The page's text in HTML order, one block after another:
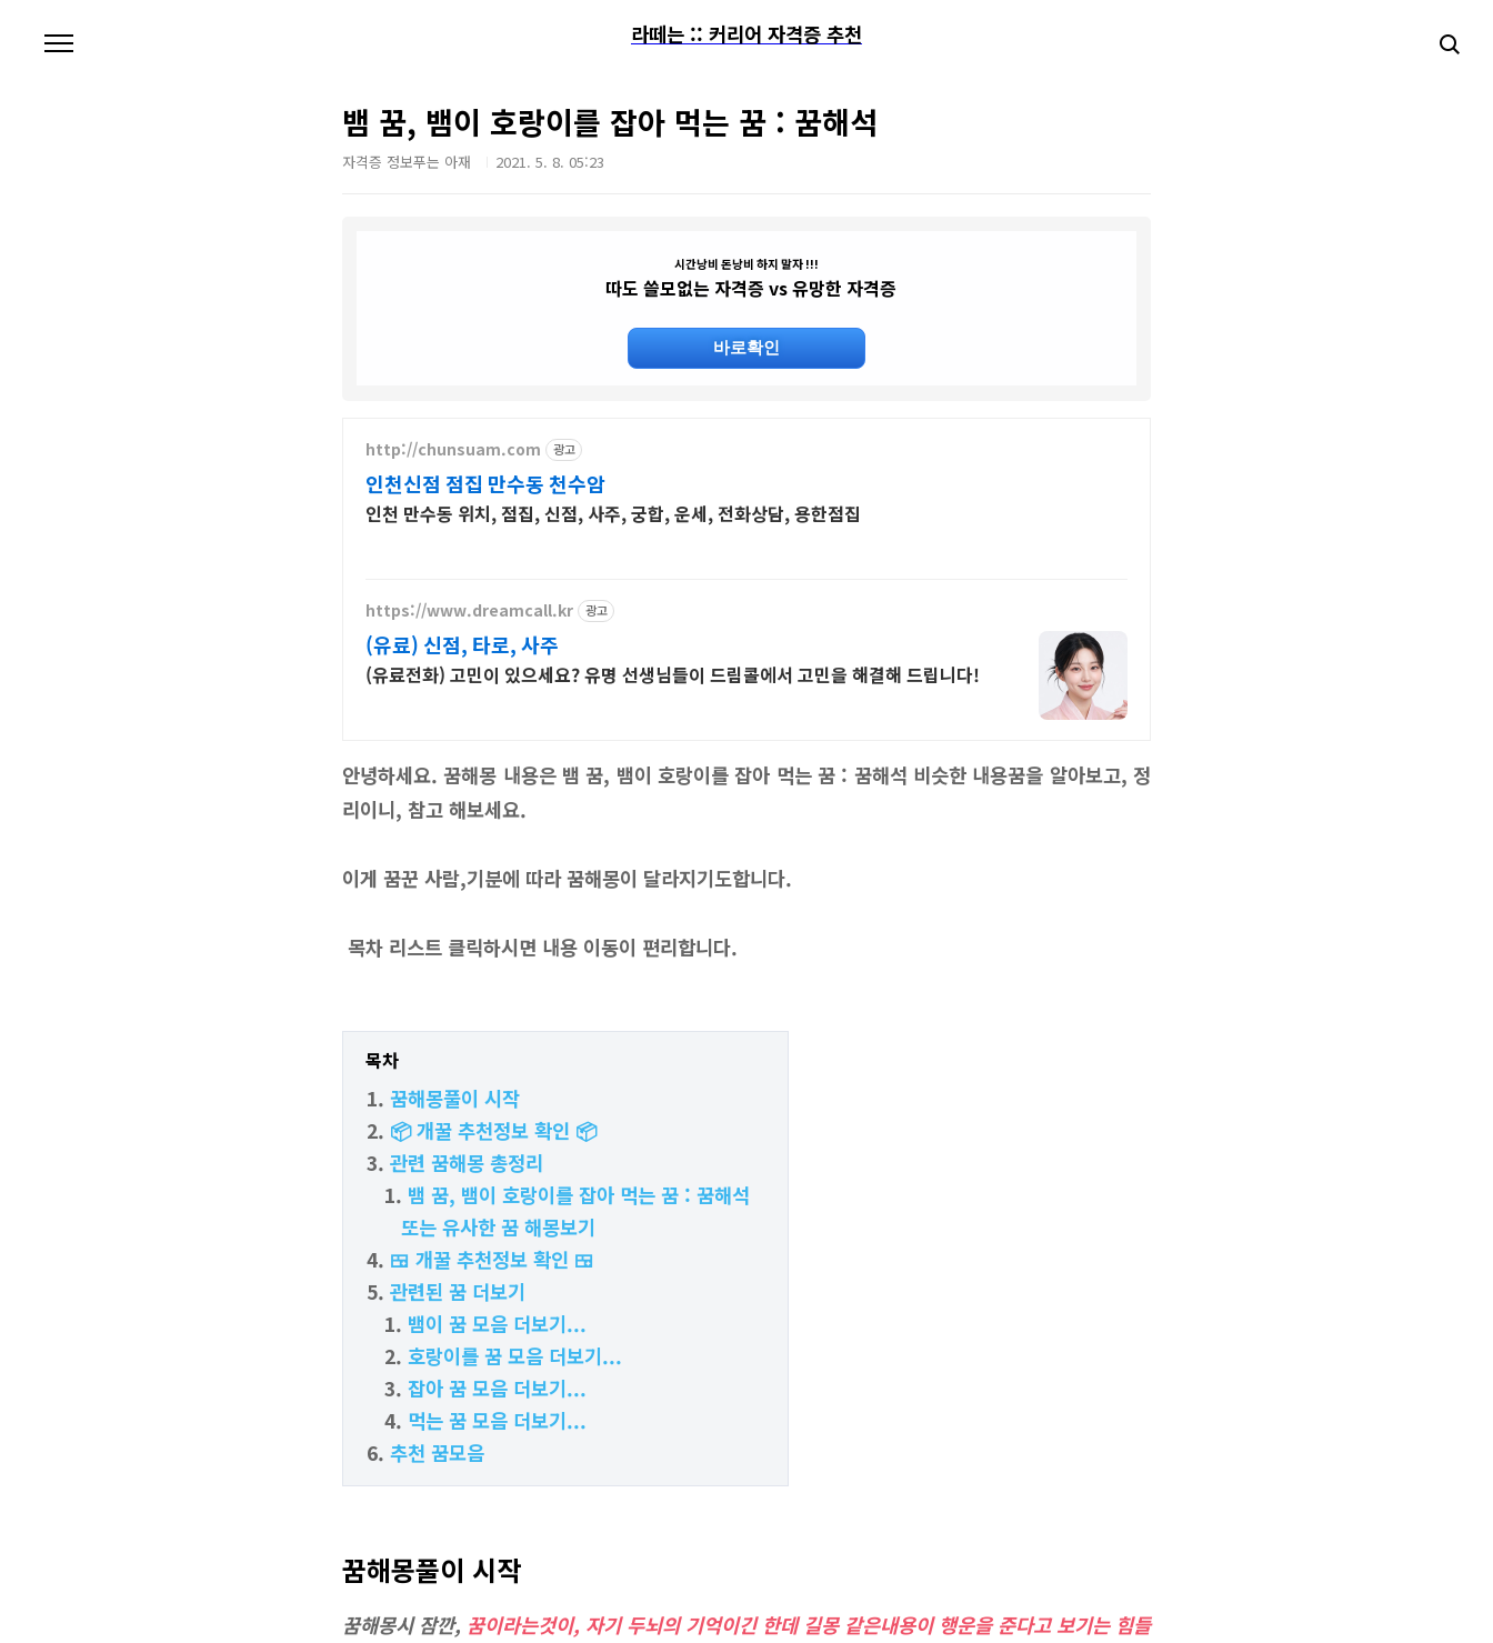
라떼는 :: 커리어 자격증 추천
뱀 꿈, 뱀이 호랑이를 잡아 먹는 꿈 : 꿈해석
자격증 정보푸는 아재 2021. 5. 8. 05:23
시간낭비 돈낭비 하지 말자 !!!
따도 쓸모없는 자격증 vs 유망한 자격증
바로확인
http://chunsuam.com 광고
인천신점 점집 만수동 천수암
인천 만수동 위치, 점집, 신점, 사주, 궁합, 운세, 전화상담, 용한점집
https://www.dreamcall.kr 광고
(유료) 신점, 타로, 사주
(유료전화) 고민이 있으세요? 유명 선생님들이 드림콜에서 고민을 해결해 드립니다!
안녕하세요. 꿈해몽 내용은 뱀 꿈, 뱀이 호랑이를 잡아 먹는 꿈 : 꿈해석 비슷한 내용꿈을 알아보고, 정
리이니, 참고 해보세요.
이게 꿈꾼 사람,기분에 따라 꿈해몽이 달라지기도합니다.
목차 리스트 클릭하시면 내용 이동이 편리합니다.
목차
꿈해몽풀이 시작
📦 개꿀 추천정보 확인 📦
관련 꿈해몽 총정리
뱀 꿈, 뱀이 호랑이를 잡아 먹는 꿈 : 꿈해석
또는 유사한 꿈 해몽보기
🍱 개꿀 추천정보 확인 🍱
관련된 꿈 더보기
뱀이 꿈 모음 더보기...
호랑이를 꿈 모음 더보기...
잡아 꿈 모음 더보기...
먹는 꿈 모음 더보기...
추천 꿈모음
꿈해몽풀이 시작
꿈해몽시 잠깐, 꿈이라는것이, 자기 두뇌의 기억이긴 한데 길몽 같은내용이 행운을 준다고 보기는 힘들